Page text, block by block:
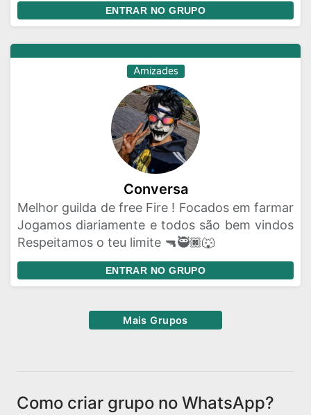
ENTRAR NO GRUPO
Amizades
Conversa
Melhor guilda de free Fire ! Focados em farmar
Jogamos diariamente e todos são bem vindos
Respeitamos o teu limite 🔫🥷🏿🐺
ENTRAR NO GRUPO
Mais Grupos
Como criar grupo no WhatsApp?